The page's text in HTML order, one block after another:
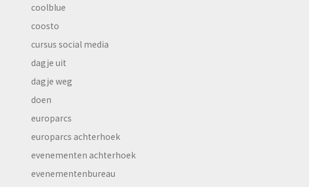
coolblue
coosto
cursus social media
dagje uit
dagje weg
doen
europarcs
europarcs achterhoek
evenementen achterhoek
evenementenbureau